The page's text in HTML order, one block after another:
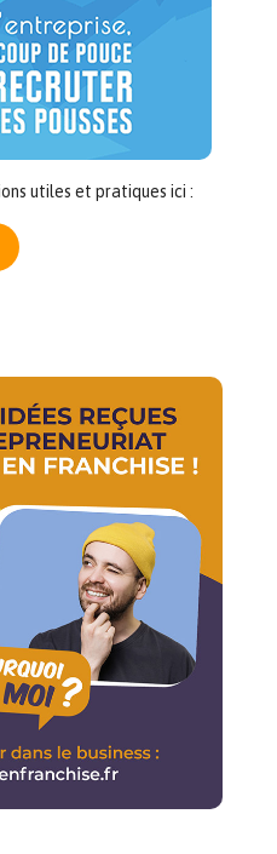
utiles et pratiques ici :